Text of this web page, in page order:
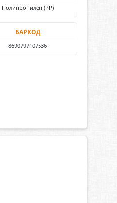
Полипропилен (PP)
БАРКОД
8690797107536